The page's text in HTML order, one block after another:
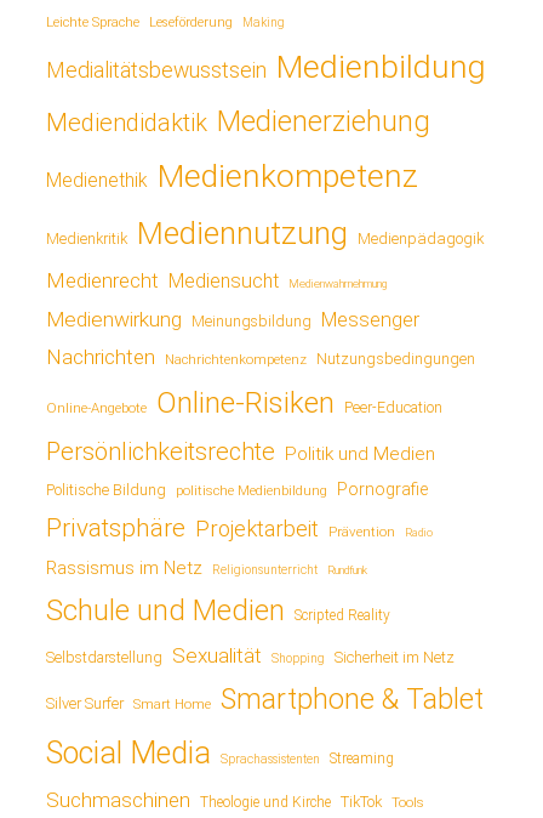
Leichte Sprache Leseförderung Making
Medialitätsbewusstsein Medienbildung
Mediendidaktik Medienerziehung
Medienethik Medienkompetenz
Medienkritik Mediennutzung Medienpädagogik
Medienrecht Mediensucht Medienwahrnehmung
Medienwirkung Meinungsbildung Messenger
Nachrichten Nachrichtenkompetenz Nutzungsbedingungen
Online-Angebote Online-Risiken Peer-Education
Persönlichkeitsrechte Politik und Medien
Politische Bildung politische Medienbildung Pornografie
Privatsphäre Projektarbeit Prävention Radio
Rassismus im Netz Religionsunterricht Rundfunk
Schule und Medien Scripted Reality
Selbstdarstellung Sexualität Shopping Sicherheit im Netz
Silver Surfer Smart Home Smartphone & Tablet
Social Media Sprachassistenten Streaming
Suchmaschinen Theologie und Kirche TikTok Tools